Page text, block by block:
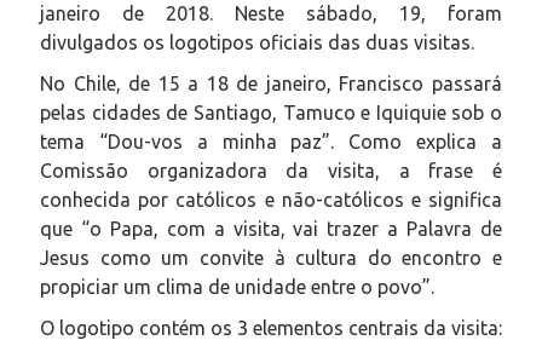
janeiro de 2018. Neste sábado, 19, foram
divulgados os logotipos oficiais das duas visitas.
No Chile, de 15 a 18 de janeiro, Francisco passará
pelas cidades de Santiago, Tamuco e Iquiquie sob o
tema “Dou-vos a minha paz”. Como explica a
Comissão organizadora da visita, a frase é
conhecida por católicos e não-católicos e significa
que “o Papa, com a visita, vai trazer a Palavra de
Jesus como um convite à cultura do encontro e
propiciar um clima de unidade entre o povo”.
O logotipo contém os 3 elementos centrais da visita: